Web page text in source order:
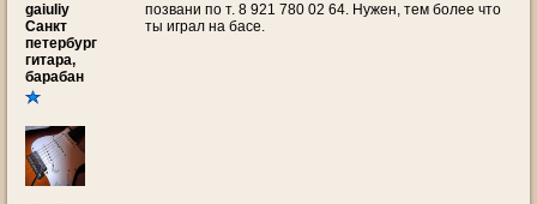
gaiuliy
Санкт
петербург
гитара,
барабан
позвани по т. 8 921 780 02 64. Нужен, тем более что
ты играл на басе.